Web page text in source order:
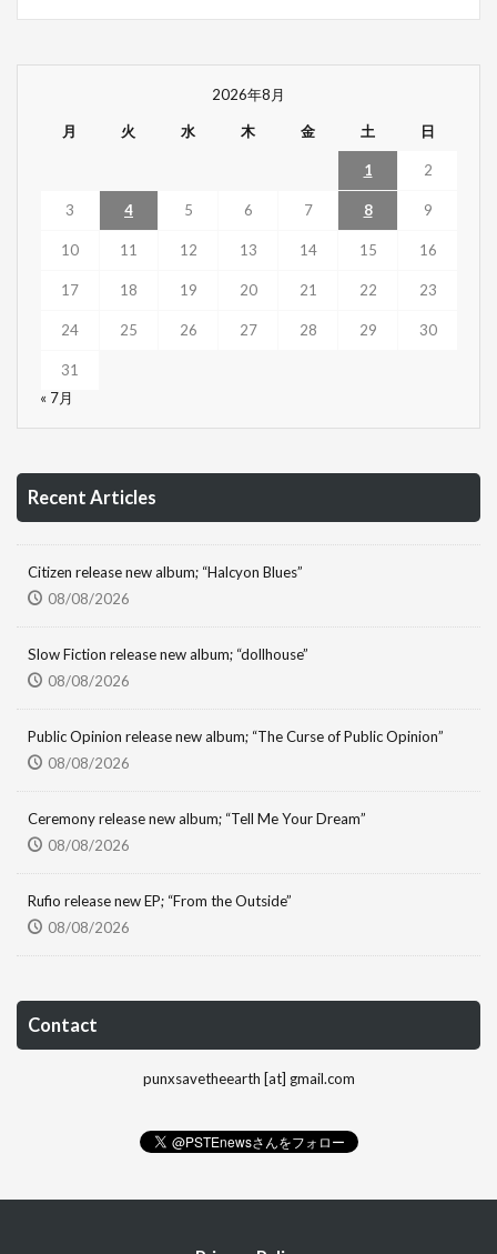
2026年8月
月 火 水 木 金 土 日
1 2
3 4 5 6 7 8 9
10 11 12 13 14 15 16
17 18 19 20 21 22 23
24 25 26 27 28 29 30
31
« 7月
Recent Articles
Citizen release new album; “Halcyon Blues”
08/08/2026
Slow Fiction release new album; “dollhouse”
08/08/2026
Public Opinion release new album; “The Curse of Public Opinion”
08/08/2026
Ceremony release new album; “Tell Me Your Dream”
08/08/2026
Rufio release new EP; “From the Outside”
08/08/2026
Contact
punxsavetheearth [at] gmail.com